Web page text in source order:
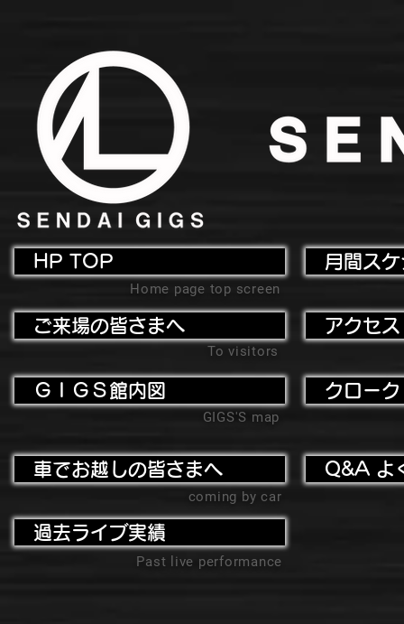
HP TOP
Home page top screen
ご来場の皆さまへ
To visitors
ＧＩＧＳ館内図
GIGS'S map
月間ス
アクセ
クローク
車でお越しの皆さまへ
coming by car
過去ライブ実績
Past live performance
Q&A よ